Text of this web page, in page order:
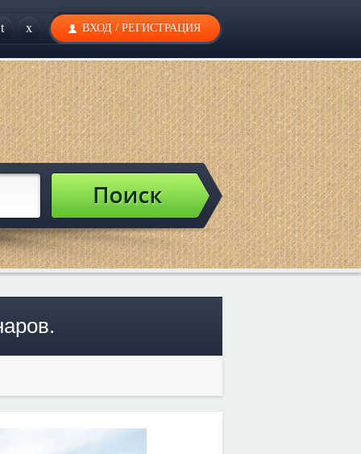
t x ВХОД / РЕГИСТРАЦИЯ